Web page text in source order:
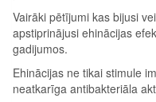
Vairāki pētījumi kas bijusi
apstiprinājusi ehinācijas
gadijumos.
Ehinācijas ne tikai stimule
neatkarīga antibakteriāla